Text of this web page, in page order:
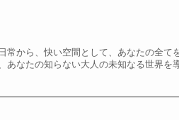
常から、快い空間として、あなたの全て
あなたの知らない大人の未知なる世界を